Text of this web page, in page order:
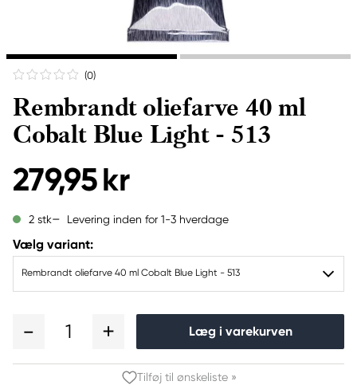
(0)
Rembrandt oliefarve 40 ml
Cobalt Blue Light - 513
279,95 kr
2 stk Levering inden for 1-3 hverdage
Vælg variant:
Rembrandt oliefarve 40 ml Cobalt Blue Light - 513
1 Læg i varekurven
Tilføj til ønskeliste »